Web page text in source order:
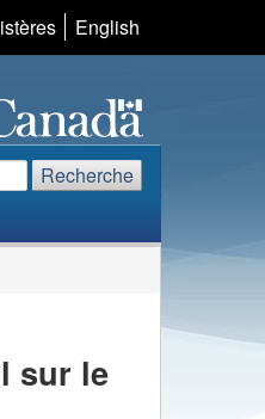
S�lection
de
langue
English
Recherche
sur le